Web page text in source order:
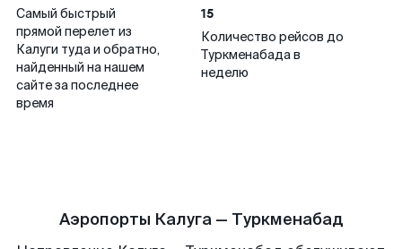
Самый быстрый
прямой перелет из
Калуги туда и обратно,
найденный на нашем
сайте за последнее
время
15
Количество рейсов до
Туркменабада в
неделю
Аэропорты Калуга — Туркменабад